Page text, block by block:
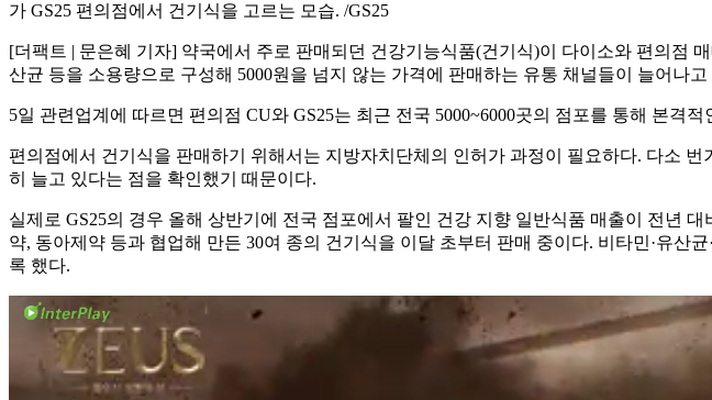
가 GS25 편의점에서 건기식을 고르는 모습. /GS25
[더팩트 | 문은혜 기자] 약국에서 주로 판매되던 건강기능식품(건기식)이 다이소와 편의점
산균 등을 소용량으로 구성해 5000원을 넘지 않는 가격에 판매하는 유통 채널들이 늘어나고
5일 관련업계에 따르면 편의점 CU와 GS25는 최근 전국 5000~6000곳의 점포를 통해 본격
편의점에서 건기식을 판매하기 위해서는 지방자치단체의 인허가 과정이 필요하다. 다소
히 늘고 있다는 점을 확인했기 때문이다.
실제로 GS25의 경우 올해 상반기에 전국 점포에서 팔인 건강 지향 일반식품 매출이 전년
약, 동아제약 등과 협업해 만든 30여 종의 건기식을 이달 초부터 판매 중이다. 비타민·유산
록 했다.